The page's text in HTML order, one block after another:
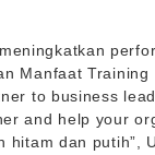
Manfaat Training
to business
and help your
hitam dan putih”,